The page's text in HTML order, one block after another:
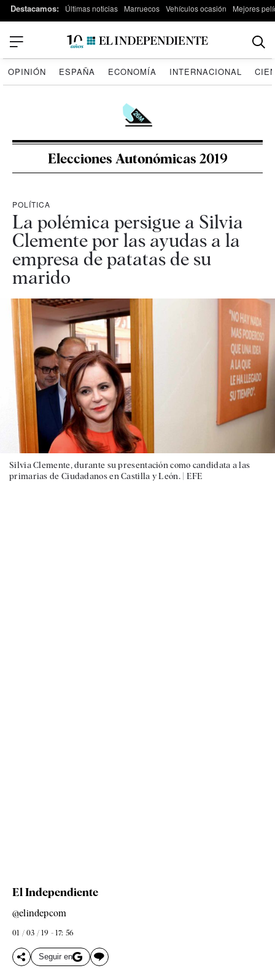
Destacamos: Últimas noticias Marruecos Vehículos ocasión Mejores
OPINIÓN ESPAÑA ECONOMÍA INTERNACIONAL
Elecciones Autonómicas 2019
POLÍTICA
La polémica persigue a Silvia
Clemente por las ayudas a la
empresa de patatas de su
marido
Silvia Clemente, durante su presentación como candidata a las
primarias de Ciudadanos en Castilla y León. | EFE
El Independiente
@elindepcom
01 / 03 / 19 - 17: 56
Seguir en